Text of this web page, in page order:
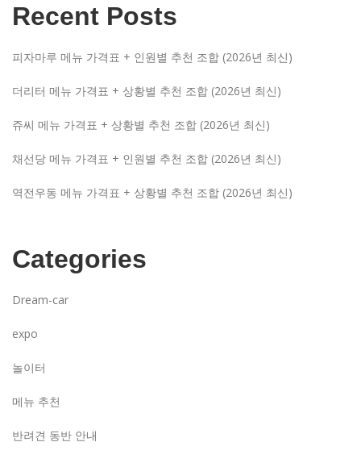
Recent Posts
피자마루 메뉴 가격표 + 인원별 추천 조합 (2026년 최신)
더리터 메뉴 가격표 + 상황별 추천 조합 (2026년 최신)
쥬씨 메뉴 가격표 + 상황별 추천 조합 (2026년 최신)
채선당 메뉴 가격표 + 인원별 추천 조합 (2026년 최신)
역전우동 메뉴 가격표 + 상황별 추천 조합 (2026년 최신)
Categories
Dream-car
expo
놀이터
메뉴 추천
반려견 동반 안내